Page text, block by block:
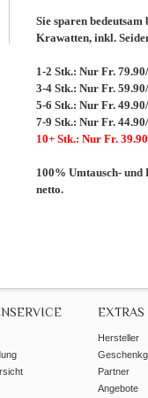
Sie sparen
Krawatten, inkl.
1-2 Stk.: Nur Fr.
3-4 Stk.: Nur Fr.
5-6 Stk.: Nur Fr.
7-9 Stk.: Nur Fr.
10+ Stk.: Nur Fr.
100% Umtausch-
netto.
EXTRAS
Hersteller
Partner
Angebote